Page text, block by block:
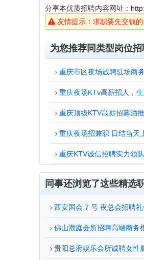
分享本优质招聘内容网址：
友情提示：求职要先交钱
为您推荐同类型岗位招
重庆市区夜场诚聘驻场商
重庆夜场KTv高薪招人，
重庆顶级KTV高薪招募酒
重庆夜场招兼职 日结当天
重庆KTV诚信招聘实力领队
同事还浏览了这些精选
西安国会 7 号 夜总会招聘礼
佛山潮庭会所招聘高端商务
贵阳总府娱乐会所诚聘女性